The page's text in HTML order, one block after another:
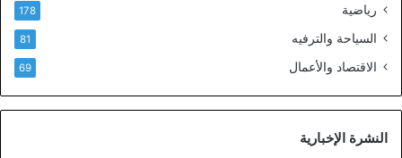
رياضية 178
السياحة والترفيه 81
الاقتصاد والأعمال 69
النشرة الإخبارية